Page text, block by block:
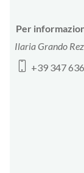
Per
Ilaria Grando
+39 347